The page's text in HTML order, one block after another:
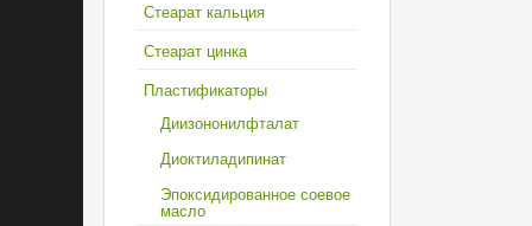
Стеарат кальция
Стеарат цинка
Пластификаторы
Диизононилфталат
Диоктиладипинат
Эпоксидированное соевое
масло